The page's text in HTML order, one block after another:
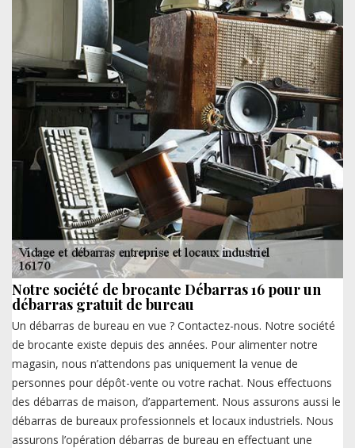
Notre société de brocante Débarras 16 pour un
débarras gratuit de bureau
Un débarras de bureau en vue ? Contactez-nous. Notre société
de brocante existe depuis des années. Pour alimenter notre
magasin, nous n’attendons pas uniquement la venue de
personnes pour dépôt-vente ou votre rachat. Nous effectuons
des débarras de maison, d’appartement. Nous assurons aussi le
débarras de bureaux professionnels et locaux industriels. Nous
assurons l’opération débarras de bureau en effectuant une